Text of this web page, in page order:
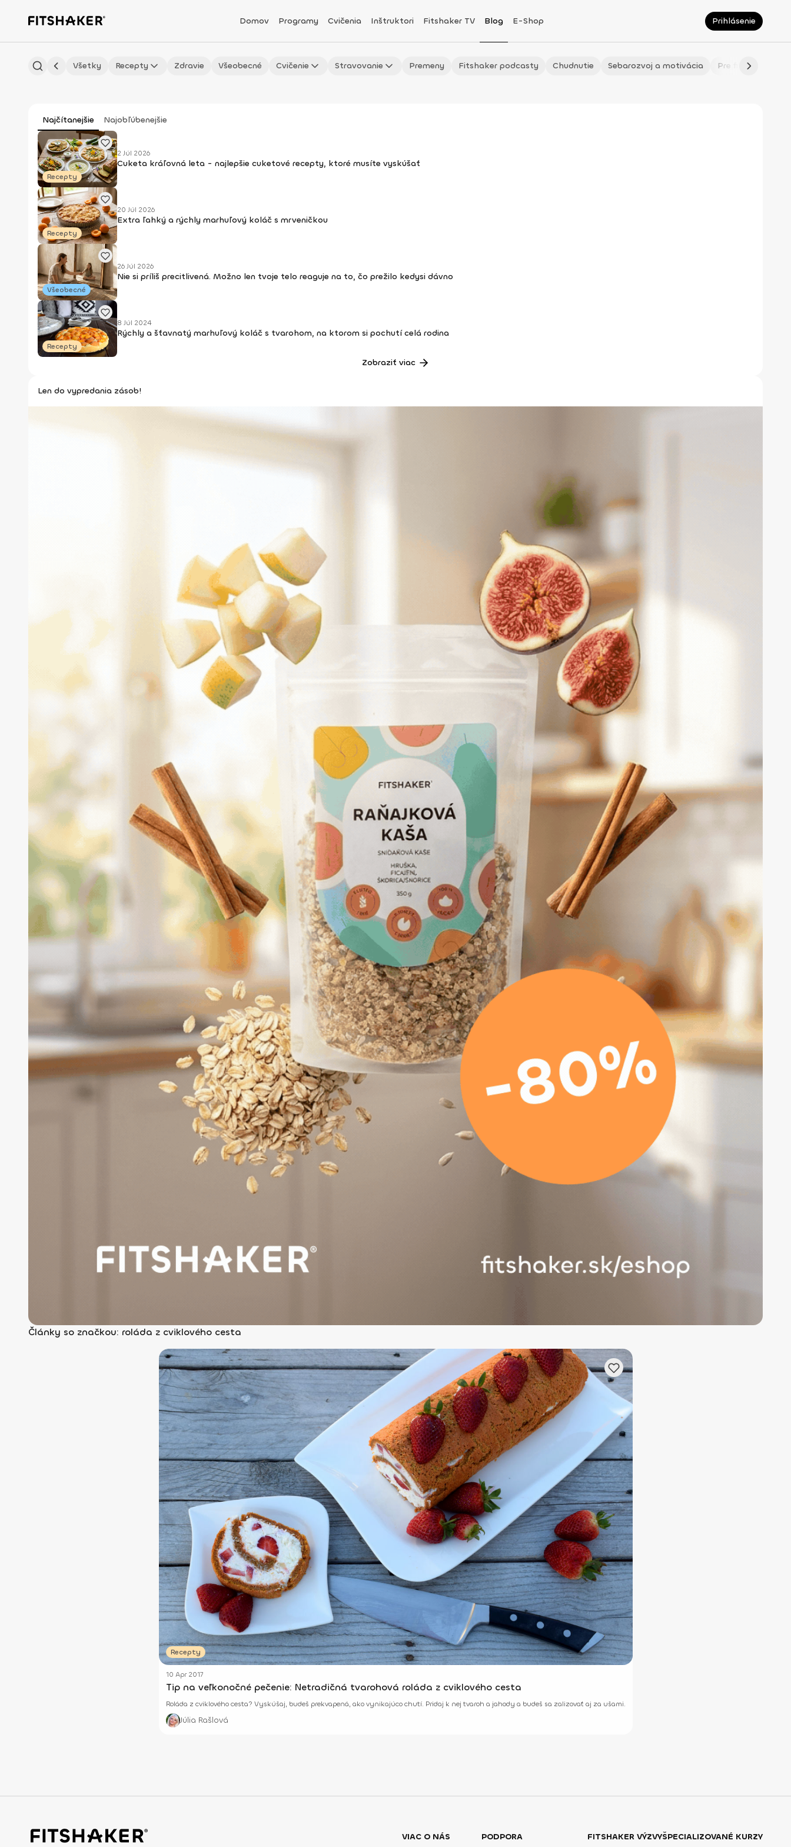
Domov Programy Cvičenia Inštruktori Fitshaker TV Blog E-Shop Prihlásenie
Všetky Recepty Zdravie Všeobecné Cvičenie Stravovanie Premeny Fitshaker podcasty Chudnutie Sebarozvoj a motivácia Pre fitmaminky
Najčítanejšie Najobľúbenejšie
Recepty
2 Júl 2026
Cuketa kráľovná leta - najlepšie cuketové recepty, ktoré musíte vyskúšať
Recepty
20 Júl 2026
Extra ľahký a rýchly marhuľový koláč s mrveničkou
Všeobecné
26 Júl 2026
Nie si príliš precitlivená. Možno len tvoje telo reaguje na to, čo prežilo kedysi dávno
Recepty
8 Júl 2024
Rýchly a šťavnatý marhuľový koláč s tvarohom, na ktorom si pochutí celá rodina
Zobraziť viac
Len do vypredania zásob!
Články so značkou: roláda z cviklového cesta
Recepty
10 Apr 2017
Tip na veľkonočné pečenie: Netradičná tvarohová roláda z cviklového cesta
Roláda z cviklového cesta? Vyskúšaj, budeš prekvapená, ako vynikajúco chutí. Pridaj k nej tvaroh a jahody a budeš sa zalizovať aj za ušami.
Júlia Rašlová
VIAC O NÁS PODPORA FITSHAKER VÝZVYŠPECIALIZOVANÉ KURZY